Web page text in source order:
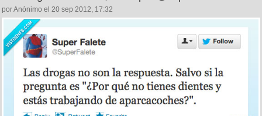
por Anónimo el 20 sep 2012, 17:32